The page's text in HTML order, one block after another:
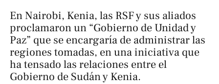
En Nairobi, Kenia, las RSF y sus aliados
proclamaron un “Gobierno de Unidad y
Paz” que se encargaría de administrar las
regiones tomadas, en una iniciativa que
ha tensado las relaciones entre el
Gobierno de Sudán y Kenia.